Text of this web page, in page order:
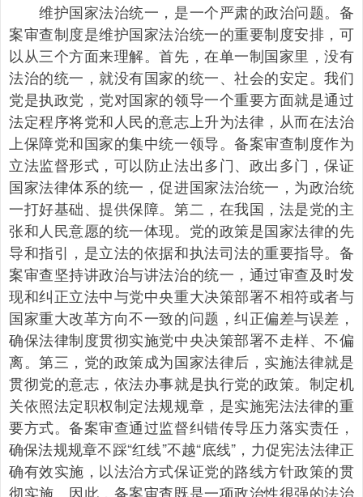
维护国家法治统一，是一个严肃的政治问题。备
案审查制度是维护国家法治统一的重要制度安排，可
以从三个方面来理解。首先，在单一制国家里，没有
法治的统一，就没有国家的统一、社会的安定。我们
党是执政党，党对国家的领导一个重要方面就是通过
法定程序将党和人民的意志上升为法律，从而在法治
上保障党和国家的集中统一领导。备案审查制度作为
立法监督形式，可以防止法出多门、政出多门，保证
国家法律体系的统一，促进国家法治统一，为政治统
一打好基础、提供保障。第二，在我国，法是党的主
张和人民意愿的统一体现。党的政策是国家法律的先
导和指引，是立法的依据和执法司法的重要指导。备
案审查坚持讲政治与讲法治的统一，通过审查及时发
现和纠正立法中与党中央重大决策部署不相符或者与
国家重大改革方向不一致的问题，纠正偏差与误差，
确保法律制度贯彻实施党中央决策部署不走样、不偏
离。第三，党的政策成为国家法律后，实施法律就是
贯彻党的意志，依法办事就是执行党的政策。制定机
关依照法定职权制定法规规章，是实施宪法法律的重
要方式。备案审查通过监督纠错传导压力落实责任，
确保法规规章不踩“红线”不越“底线”，力促宪法法律正
确有效实施，以法治方式保证党的路线方针政策的贯
彻实施。因此，备案审查既是一项政治性很强的法治